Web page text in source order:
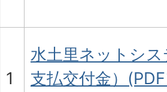
1
水土里ネットシ
支払交付金）